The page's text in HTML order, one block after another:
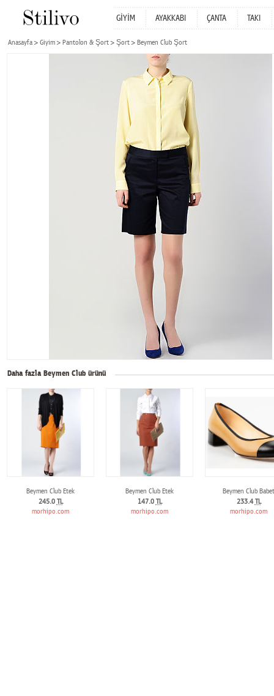
GİYİM AYAKKABI ÇANTA TAKI
Anasayfa Giyim Pantolon & Şort Şort Beymen Club Şort
Daha fazla Beymen Club ürünü
Beymen Club Etek
245.0 TL
morhipo.com
Beymen Club Etek
147.0 TL
morhipo.com
Beymen Club Babet
233.4TL
morhipo.com